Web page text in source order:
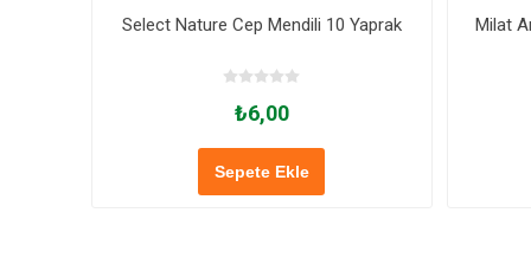
Select Nature Cep Mendili 10 Yaprak
₺6,00
Sepete Ekle
Milat